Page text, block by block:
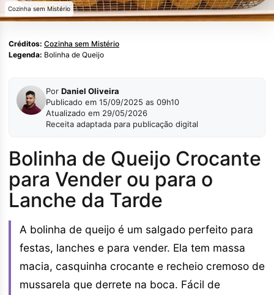
Cozinha sem Mistério
Créditos: Cozinha sem Mistério
Legenda: Bolinha de Queijo
Por Daniel Oliveira
Publicado em 15/09/2025 as 09h10
Atualizado em 29/05/2026
Receita adaptada para publicação digital
Bolinha de Queijo Crocante
para Vender ou para o
Lanche da Tarde
A bolinha de queijo é um salgado perfeito para
festas, lanches e para vender. Ela tem massa
macia, casquinha crocante e recheio cremoso de
mussarela que derrete na boca. Fácil de